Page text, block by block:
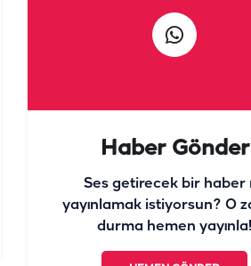
Haber Gönder
durma hemen yayınla!
HEMEN GÖNDER